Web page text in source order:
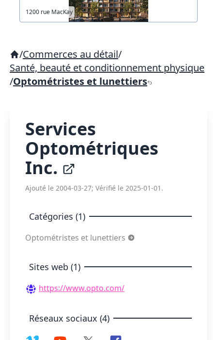
1200 rue MacKay
/Commerces au détail/
Santé, beauté et conditionnement physique
/Optométristes et lunettiers
Services
Optométriques
Inc.
Ajouté le 2004-03-27; Vérifié le 2025-01-01.
Catégories (1)
Optométristes et lunettiers
Sites web (1)
https://www.opto.com/
Réseaux sociaux (4)